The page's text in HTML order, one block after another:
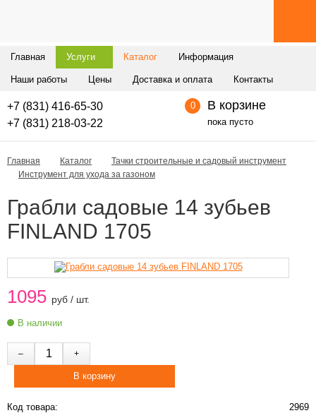
Главная Услуги Каталог Информация
Наши работы Цены Доставка и оплата Контакты
+7 (831) 416-65-30
+7 (831) 218-03-22
0 В корзине
пока пусто
Главная Каталог
Тачки строительные и садовый инструмент
Инструмент для ухода за газоном
Грабли садовые 14 зубьев
FINLAND 1705
1095 руб / шт.
В наличии
Код товара:
2969